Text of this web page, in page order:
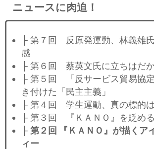
ニュースに肉迫！
├ 第７回 反原発運動、林義雄
感
├ 第６回 蔡英文氏に立ちはだ
├ 第５回 「反サービス貿易協
き付けた「民主主義」
├ 第４回 学生運動、真の標的
├ 第３回 『ＫＡＮＯ』を貶め
├ 第２回 『ＫＡＮＯ』が描くア
ィー